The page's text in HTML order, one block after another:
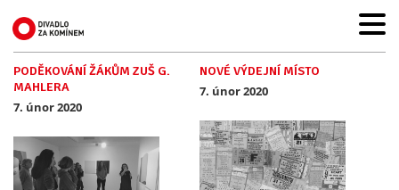
PODĚKOVÁNÍ ŽÁKŮM ZUŠ G.
MAHLERA
7. únor 2020
NOVÉ VÝDEJNÍ MÍSTO
7. únor 2020